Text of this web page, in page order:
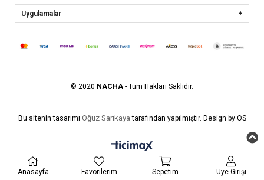
Uygulamalar
© 2020 NACHA - Tüm Hakları Saklıdır.
Bu sitenin tasarımı Oğuz Sarıkaya tarafından yapılmıştır. Design by OS
Anasayfa Favorilerim Sepetim Üye Girişi